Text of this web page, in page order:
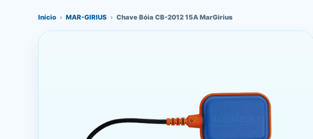
Início › MAR-GIRIUS › Chave Bóia CB-2012 15A MarGirius